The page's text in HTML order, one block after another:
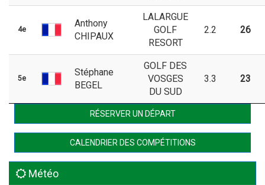
4e
Anthony
CHIPAUX
LALARGUE
GOLF
RESORT
2.2 26
5e
Stéphane
BEGEL
GOLF DES
VOSGES
DU SUD
3.3 23
RÉSERVER UN DÉPART
CALENDRIER DES COMPÉTITIONS
Météo